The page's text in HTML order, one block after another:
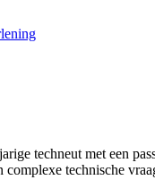
techneut met een
complexe technische